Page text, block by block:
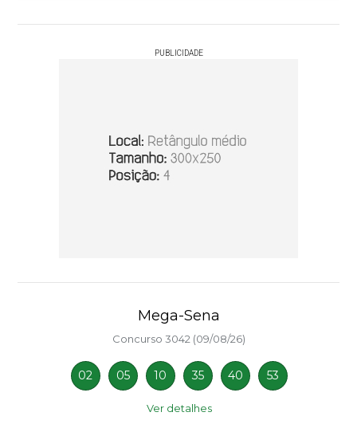
PUBLICIDADE
Mega-Sena
Concurso 3042 (09/08/26)
02 05 10 35 40 53
Ver detalhes